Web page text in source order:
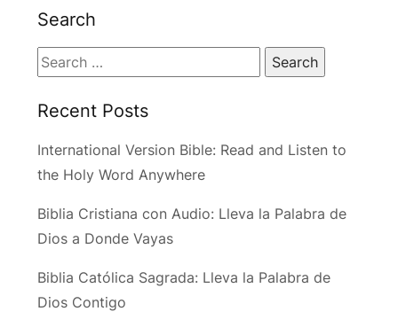
Search
Search
for:
Recent Posts
International Version Bible: Read and Listen to
the Holy Word Anywhere
Biblia Cristiana con Audio: Lleva la Palabra de
Dios a Donde Vayas
Biblia Católica Sagrada: Lleva la Palabra de
Dios Contigo